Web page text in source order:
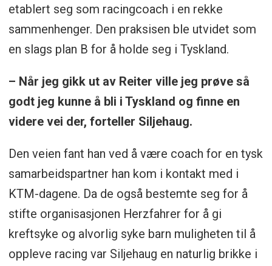
etablert seg som racingcoach i en rekke
sammenhenger. Den praksisen ble utvidet som
en slags plan B for å holde seg i Tyskland.
– Når jeg gikk ut av Reiter ville jeg prøve så
godt jeg kunne å bli i Tyskland og finne en
videre vei der, forteller Siljehaug.
Den veien fant han ved å være coach for en tysk
samarbeidspartner han kom i kontakt med i
KTM-dagene. Da de også bestemte seg for å
stifte organisasjonen Herzfahrer for å gi
kreftsyke og alvorlig syke barn muligheten til å
oppleve racing var Siljehaug en naturlig brikke i